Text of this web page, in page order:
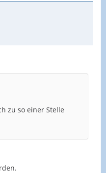
zu so einer Stelle